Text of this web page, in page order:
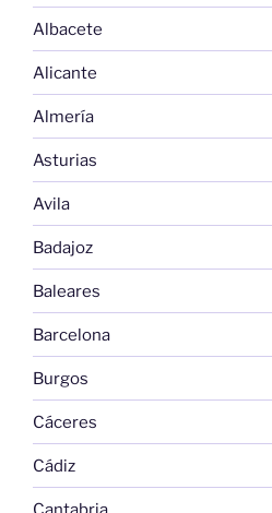
Albacete
Alicante
Almería
Asturias
Avila
Badajoz
Baleares
Barcelona
Burgos
Cáceres
Cádiz